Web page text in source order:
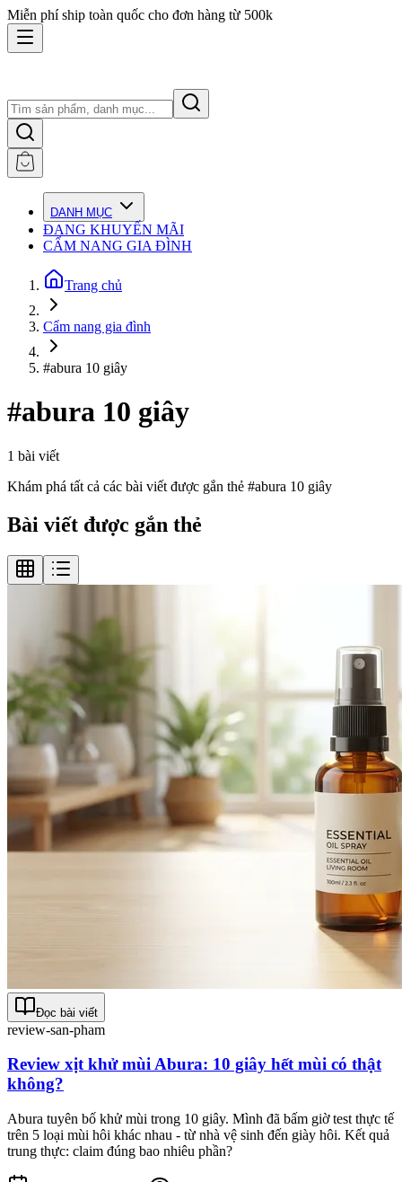
Miễn phí ship toàn quốc cho đơn hàng từ 500k
DANH MỤC
ĐANG KHUYẾN MÃI
CẨM NANG GIA ĐÌNH
Trang chủ
Cẩm nang gia đình
#abura 10 giây
#abura 10 giây
1 bài viết
Khám phá tất cả các bài viết được gắn thẻ #abura 10 giây
Bài viết được gắn thẻ
Đọc bài viết
review-san-pham
Review xịt khử mùi Abura: 10 giây hết mùi có thật
không?
Abura tuyên bố khử mùi trong 10 giây. Mình đã bấm giờ test thực tế
trên 5 loại mùi hôi khác nhau - từ nhà vệ sinh đến giày hôi. Kết quả
trung thực: claim đúng bao nhiêu phần?